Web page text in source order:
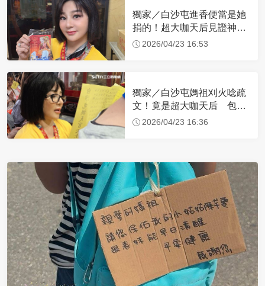
獨家／白沙屯進香便當是她
捐的！超大咖天后見證神
蹟 一靠近媽祖就爆哭
2026/04/23 16:53
獨家／白沙屯媽祖刈火唸疏
文！竟是超大咖天后 包尿
布忍尿5小時不喊累
2026/04/23 16:36